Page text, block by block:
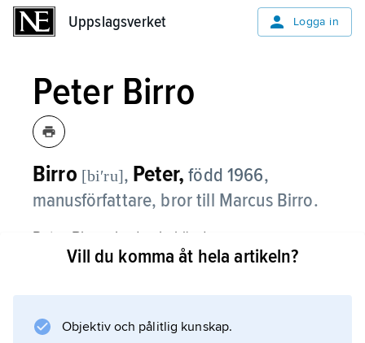
Uppslagsverket Logga in
Peter Birro
Birro [biʹru], Peter, född 1966,
manusförfattare, bror till Marcus Birro.
Peter Birro gjorde sig känd som
manusförfattare till ”Hammarkullen eller Vi ses
problem. Tillsammans med Lukas Moodysson
Vill du komma åt hela artikeln?
Objektiv och pålitlig kunskap.